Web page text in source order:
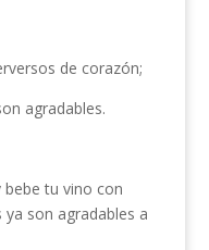
de corazón;
agradables.
tu vino con
son agradables a